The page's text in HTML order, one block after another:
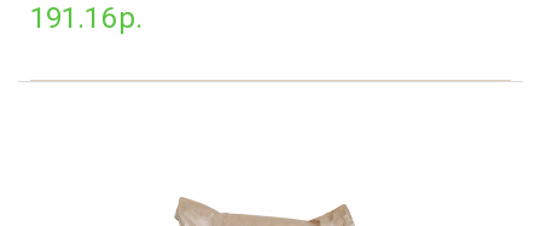
191.16р.